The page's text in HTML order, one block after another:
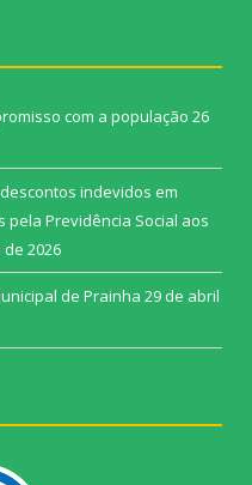
com a população 26
indevidos em
Previdência Social aos
2026
de Prainha 29 de abril